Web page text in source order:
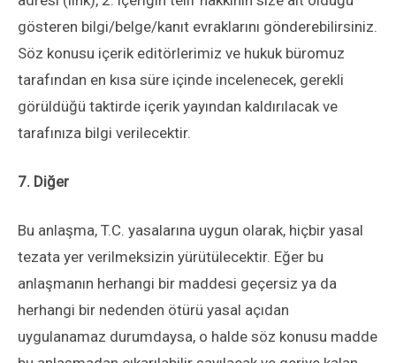
gösteren bilgi/belge/kanıt evraklarını gönderebilirsiniz.
Söz konusu içerik editörlerimiz ve hukuk büromuz
tarafından en kısa süre içinde incelenecek, gerekli
görüldüğü taktirde içerik yayından kaldırılacak ve
tarafınıza bilgi verilecektir.
7. Diğer
Bu anlaşma, T.C. yasalarına uygun olarak, hiçbir yasal
tezata yer verilmeksizin yürütülecektir. Eğer bu
anlaşmanın herhangi bir maddesi geçersiz ya da
herhangi bir nedenden ötürü yasal açıdan
uygulanamaz durumdaysa, o halde söz konusu madde